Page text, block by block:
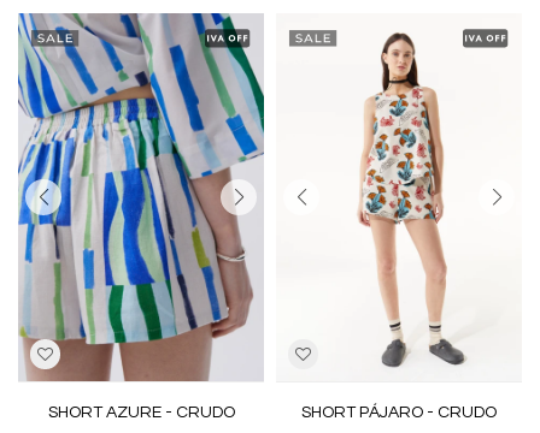
SHORT AZURE - CRUDO SHORT PÁJARO - CRUDO